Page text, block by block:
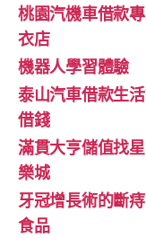
桃園汽機車借款
衣店
機器人學習體驗‎
泰山汽車借款生
借錢
滿貫大亨儲值找
樂城
牙冠增長術的斷
食品